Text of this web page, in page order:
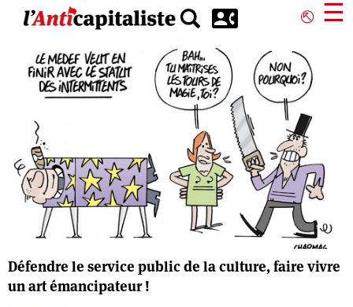
principal
⎋ ☰
Défendre le service public de la culture, faire vivre
un art émancipateur !